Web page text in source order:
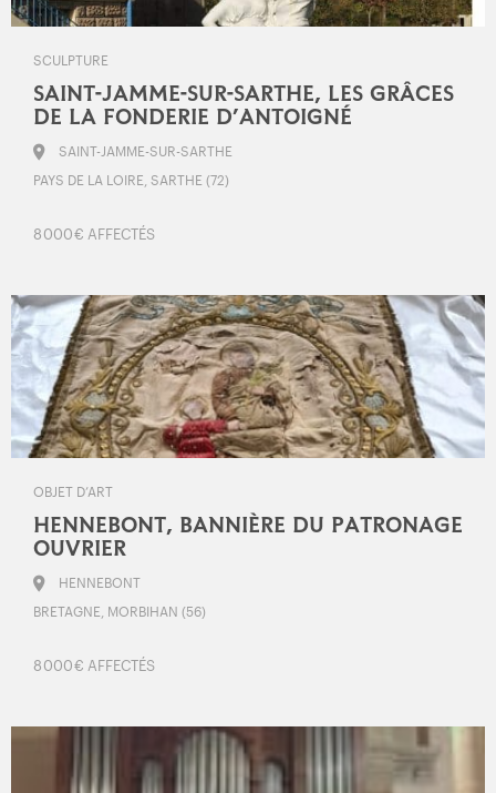
SCULPTURE
SAINT-JAMME-SUR-SARTHE, LES GRÂCES
DE LA FONDERIE D’ANTOIGNÉ
SAINT-JAMME-SUR-SARTHE
PAYS DE LA LOIRE, SARTHE (72)
8 000 € AFFECTÉS
OBJET D’ART
HENNEBONT, BANNIÈRE DU PATRONAGE
OUVRIER
HENNEBONT
BRETAGNE, MORBIHAN (56)
8 000 € AFFECTÉS